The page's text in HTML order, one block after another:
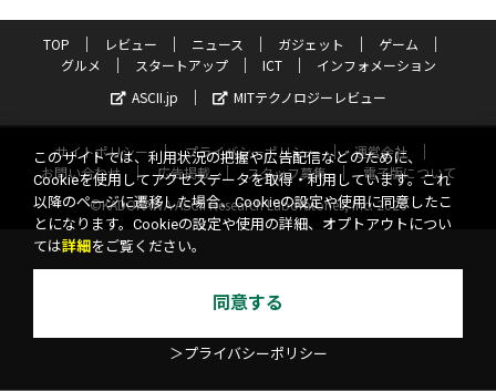
TOP レビュー ニュース ガジェット
ゲーム
グルメ
スタートアップ ICT
インフォメーション
ASCII.jp
MITテクノロジーレビュー
サイトポリシー プライバシーポリシー
運営会社
お問い合わせ
広告掲載 スタッフ募集
電子版について
©KADOKAWA ASCII Research Laboratories, Inc. 2026
このサイトでは、利用状況の把握や広告配信などのために、
Cookieを使用してアクセスデータを取得・利用しています。これ
以降のページに遷移した場合、Cookieの設定や使用に同意したこ
とになります。Cookieの設定や使用の詳細、オプトアウトについ
ては詳細 をご覧ください。
同意する
＞プライバシーポリシー